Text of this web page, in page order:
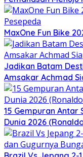
MaxOne Fun Bike
Jadikan Batam
Amsakar Achmad
15 Gempuran Antar
Dunia 2026